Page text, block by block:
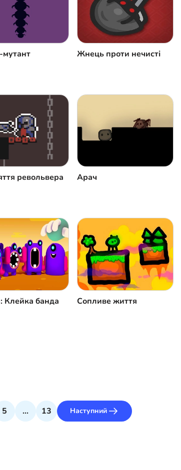
мутант Жнець проти нечисті
револьвера Арач
Клейка банда Сопливе життя
5 ... 13 Наступний